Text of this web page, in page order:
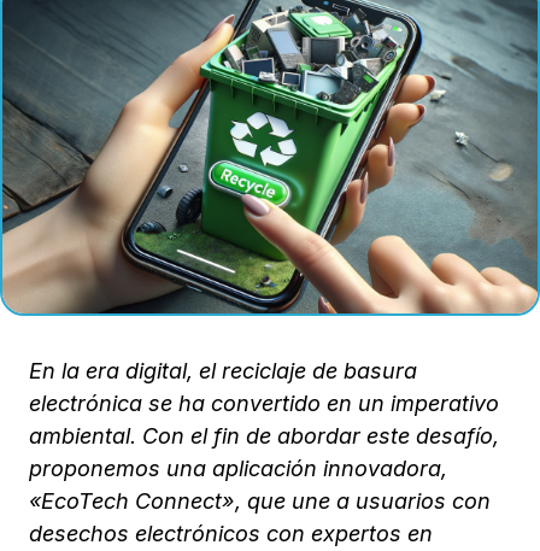
En la era digital, el reciclaje de basura
electrónica se ha convertido en un imperativo
ambiental. Con el fin de abordar este desafío,
proponemos una aplicación innovadora,
«EcoTech Connect», que une a usuarios con
desechos electrónicos con expertos en